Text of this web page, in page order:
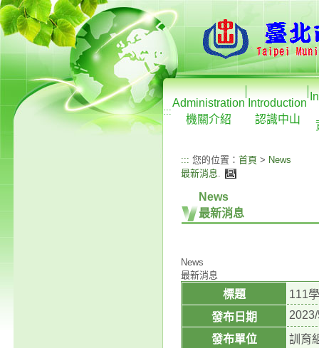
:::
Administration
機關介紹
Introduction
認識中山
::: 您的位置： 首頁 > News
最新消息.
News
最新消息
News
最新消息
標題
111
發布日期
發布單位
訓育